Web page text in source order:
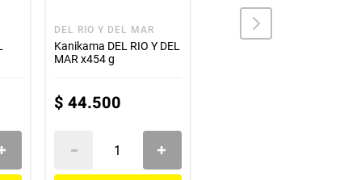
DEL RIO Y DEL MAR
Kanikama DEL RIO Y DEL
MAR x454 g
$ 44.500
FRIGOGHER